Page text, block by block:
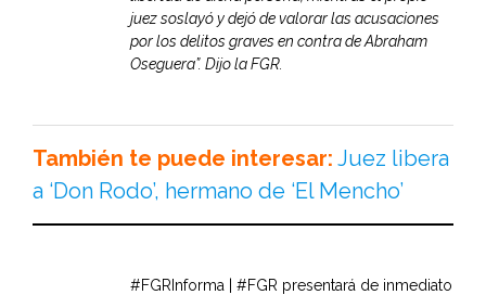
juez soslayó y dejó de valorar las acusaciones
por los delitos graves en contra de Abraham
Oseguera”. Dijo la FGR.
También te puede interesar: Juez libera
a ‘Don Rodo’, hermano de ‘El Mencho’
#FGRInforma #FGR presentará de inmediato